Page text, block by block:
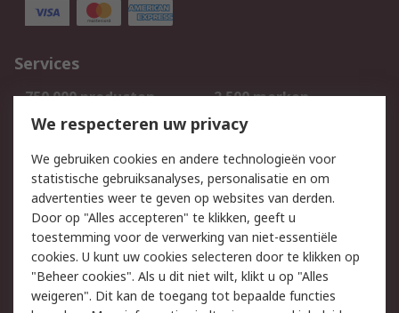
Services
750.000 producten
2.500 merken
Bestellen
Inkoopoplossingen
Track & Trace
Wettelijk
Cookiebeleid
Email veiligheid
Privacybeleid
Websitevoorwaarden
Algemene
We respecteren uw privacy
We gebruiken cookies en andere technologieën voor
statistische gebruiksanalyses, personalisatie en om
advertenties weer te geven op websites van derden.
Door op "Alles accepteren" te klikken, geeft u
toestemming voor de verwerking van niet-essentiële
cookies. U kunt uw cookies selecteren door te klikken op
"Beheer cookies". Als u dit niet wilt, klikt u op "Alles
weigeren". Dit kan de toegang tot bepaalde functies